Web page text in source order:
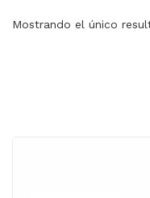
Mostrando el único